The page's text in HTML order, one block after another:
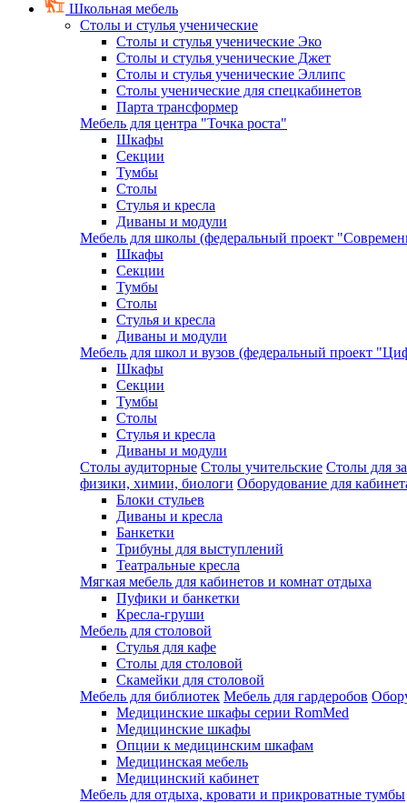
Школьная мебель
Столы и стулья ученические
Столы и стулья ученические Эко
Столы и стулья ученические Джет
Столы и стулья ученические Эллипс
Столы ученические для спецкабинетов
Парта трансформер
Мебель для центра "Точка роста"
Шкафы
Секции
Тумбы
Столы
Стулья и кресла
Диваны и модули
Мебель для школы (федеральный проект
Шкафы
Секции
Тумбы
Столы
Стулья и кресла
Диваны и модули
Мебель для школ и вузов (федеральный проект
Шкафы
Секции
Тумбы
Столы
Стулья и кресла
Диваны и модули
Столы аудиторные Столы учительские Столы для
физики, химии, биологи Оборудование для
Блоки стульев
Диваны и кресла
Банкетки
Трибуны для выступлений
Театральные кресла
Мягкая мебель для кабинетов и комнат отдыха
Пуфики и банкетки
Кресла-груши
Мебель для столовой
Cтулья для кафе
Cтолы для столовой
Скамейки для столовой
Мебель для библиотек Мебель для гардеробов
Медицинские шкафы серии RomMed
Медицинские шкафы
Опции к медицинским шкафам
Медицинская мебель
Медицинский кабинет
Мебель для отдыха, кровати и прикроватные тумбы